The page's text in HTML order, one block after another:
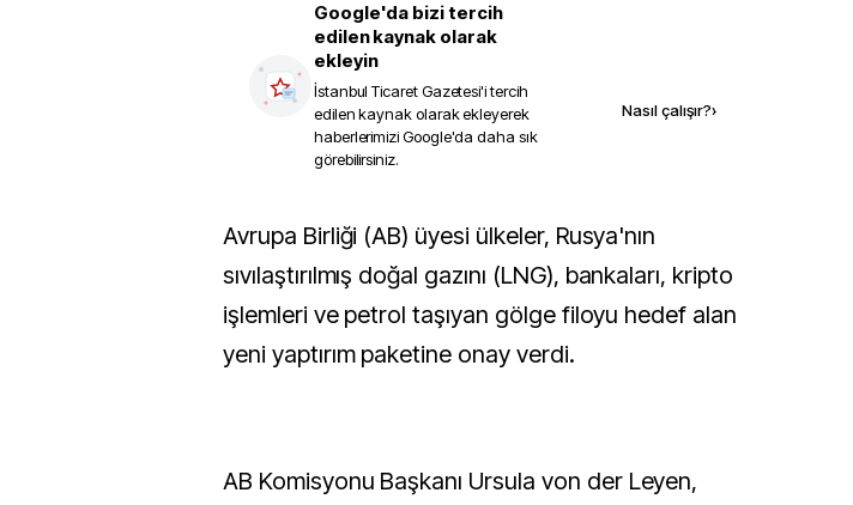
Google'da bizi tercih
edilen kaynak olarak
ekleyin
İstanbul Ticaret Gazetesi'i tercih
edilen kaynak olarak ekleyerek
haberlerimizi Google'da daha sık
görebilirsiniz.
Nasıl çalışır?›
Avrupa Birliği (AB) üyesi ülkeler, Rusya'nın
sıvılaştırılmış doğal gazını (LNG), bankaları, kripto
işlemleri ve petrol taşıyan gölge filoyu hedef alan
yeni yaptırım paketine onay verdi.
AB Komisyonu Başkanı Ursula von der Leyen,